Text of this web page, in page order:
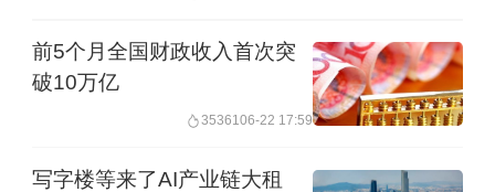
损，因此让这些项目可以选择按照5%征
目前增值税有两种计税方式。一种是针
前5个月全国财政收入首次突
破10万亿
3536106-22 17:59
写字楼等来了AI产业链大租